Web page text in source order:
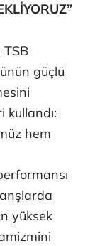
güçlü
hem
yüksek